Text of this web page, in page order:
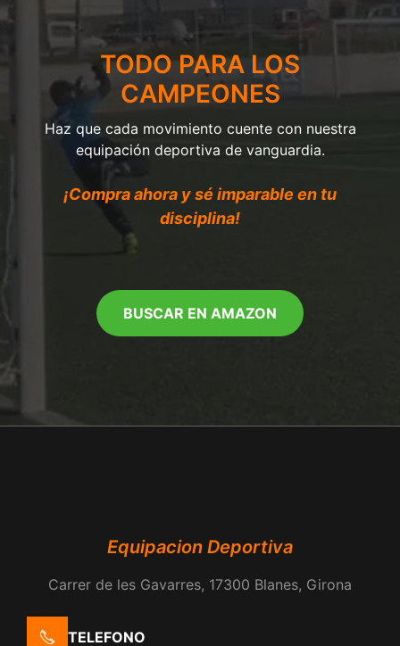
TODO PARA LOS
CAMPEONES
Haz que cada movimiento cuente con nuestra
equipación deportiva de vanguardia.
¡Compra ahora y sé imparable en tu
disciplina!
BUSCAR EN AMAZON
Equipacion Deportiva
Carrer de les Gavarres, 17300 Blanes, Girona
TELEFONO